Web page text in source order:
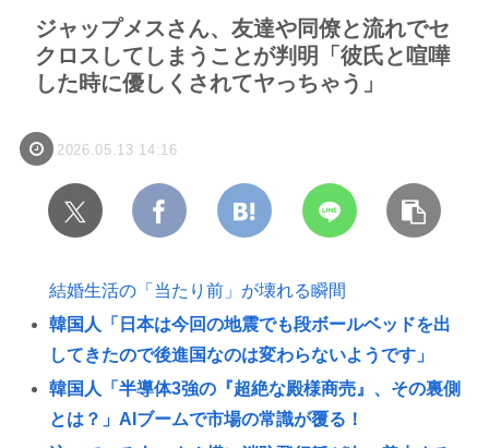
ジャップメスさん、友達や同僚と流れでセ
クロスしてしまうことが判明「彼氏と喧嘩
した時に優しくされてヤっちゃう」
2026.05.13 14:16
結婚生活の「当たり前」が壊れる瞬間
韓国人「日本は今回の地震でも段ボールベッドを出
してきたので後進国なのは変わらないようです」
韓国人「半導体3強の『超絶な殿様商売』、その裏側
とは？」AIブームで市場の常識が覆る！